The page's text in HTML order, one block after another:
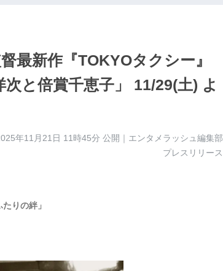
最新作『TOKYOタクシー』
と倍賞千恵子」 11/29(土) よ
年11月21日 11時45分 公開｜エンタメラッシュ編集部
プレスリリース
りの絆」